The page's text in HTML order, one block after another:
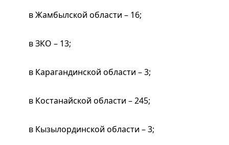
в Жамбылской области – 16;
в ЗКО – 13;
в Карагандинской области – 3;
в Костанайской области – 245;
в Кызылординской области – 3;